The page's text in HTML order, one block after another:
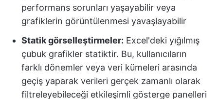
performans sorunları yaşayabilir veya
grafiklerin görüntülenmesi yavaşlayabilir
Statik görselleştirmeler: Excel'deki yığılmış
çubuk grafikler statiktir. Bu, kullanıcıların
farklı dönemler veya veri kümeleri arasında
geçiş yaparak verileri gerçek zamanlı olarak
filtreleyebileceği etkileşimli gösterge panelleri